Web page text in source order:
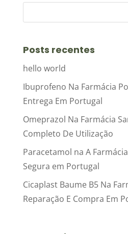
Posts recentes
hello world
Ibuprofeno Na Farmácia
Entrega Em Portugal
Omeprazol Na Farmácia
Completo De Utilização
Paracetamol na A
Segura em Portugal
Cicaplast Baume B5 Na
Reparação E Compra Em